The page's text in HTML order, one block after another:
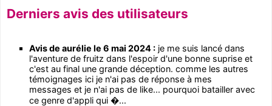
Derniers avis des utilisateurs
Avis de aurélie le 6 mai 2024 : je me suis lancé dans
l'aventure de fruitz dans l'espoir d'une bonne suprise et
c'est au final une grande déception. comme les autres
témoignages ici je n'ai pas de réponse à mes
messages et je n'ai pas de like... pourquoi batailler avec
ce genre d'appli qui �...